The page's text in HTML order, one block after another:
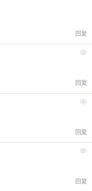
回复
3
回复
4
回复
5
回复